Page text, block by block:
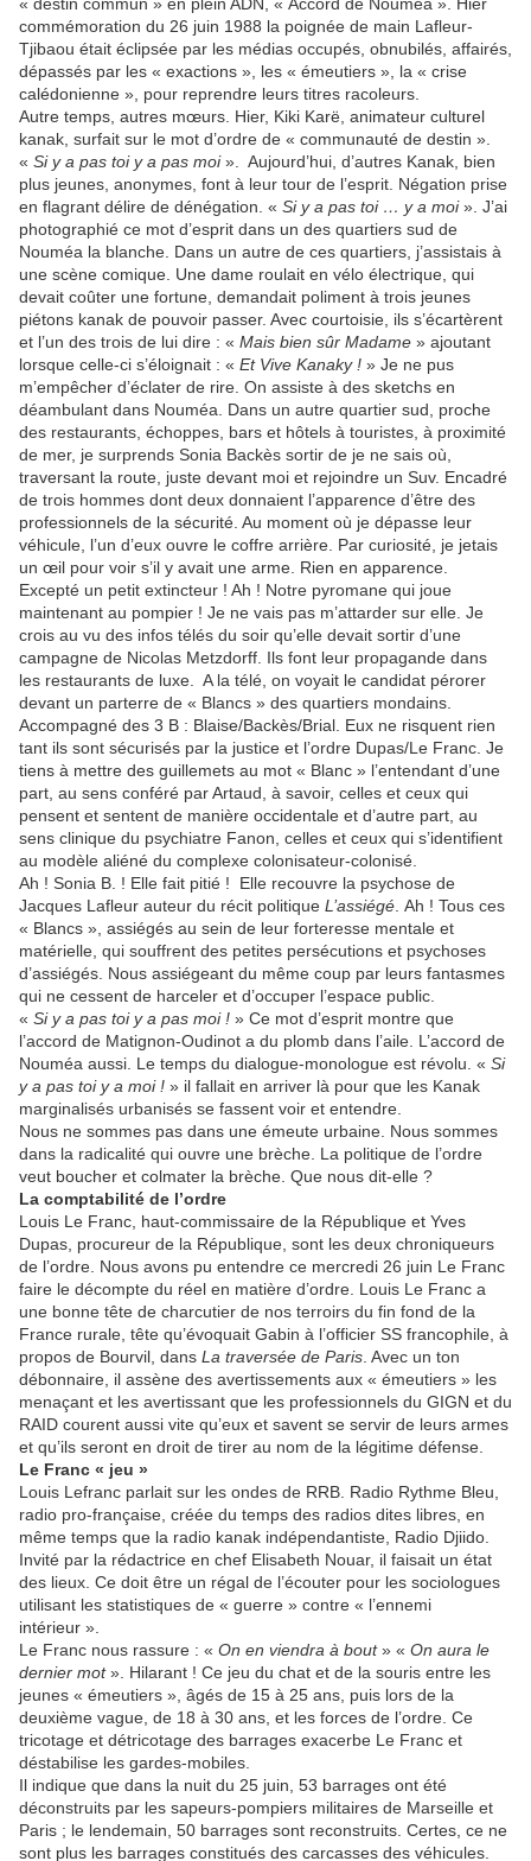
commémoration du 26 juin 1988 la poignée de main Lafleur-
Tjibaou était éclipsée par les médias occupés, obnubilés, affairés,
dépassés par les « exactions », les « émeutiers », la « crise
calédonienne », pour reprendre leurs titres racoleurs.
Autre temps, autres mœurs. Hier, Kiki Karë, animateur culturel
kanak, surfait sur le mot d’ordre de « communauté de destin ».
« Si y a pas toi y a pas moi».
Aujourd’hui, d’autres Kanak, bien
plus jeunes, anonymes, font à leur tour de l’esprit. Négation prise
en flagrant délire de dénégation. « Si y a pas toi … y a moi». J’ai
photographié ce mot d’esprit dans un des quartiers sud de
Nouméa la blanche. Dans un autre de ces quartiers, j’assistais à
une scène comique. Une dame roulait en vélo électrique, qui
devait coûter une fortune, demandait poliment à trois jeunes
piétons kanak de pouvoir passer. Avec courtoisie, ils s’écartèrent
et l’un des trois de lui dire : « Mais bien sûr Madame » ajoutant
lorsque celle-ci s’éloignait : « Et Vive Kanaky ! » Je ne pus
m’empêcher d’éclater de rire. On assiste à des sketchs en
déambulant dans Nouméa. Dans un autre quartier sud, proche
des restaurants, échoppes, bars et hôtels à touristes, à proximité
de mer, je surprends Sonia Backès sortir de je ne sais où,
traversant la route, juste devant moi et rejoindre un Suv. Encadré
de trois hommes dont deux donnaient l’apparence d’être des
professionnels de la sécurité. Au moment où je dépasse leur
véhicule, l’un d’eux ouvre le coffre arrière. Par curiosité, je jetais
un œil pour voir s’il y avait une arme. Rien en apparence.
Excepté un petit extincteur ! Ah ! Notre pyromane qui joue
maintenant au pompier ! Je ne vais pas m’attarder sur elle. Je
crois au vu des infos télés du soir qu’elle devait sortir d’une
campagne de Nicolas Metzdorff. Ils font leur propagande dans
les restaurants de luxe.
A la télé, on voyait le candidat pérorer
devant un parterre de « Blancs » des quartiers mondains.
Accompagné des 3 B : Blaise/Backès/Brial. Eux ne risquent rien
tant ils sont sécurisés par la justice et l’ordre Dupas/Le Franc. Je
tiens à mettre des guillemets au mot « Blanc » l’entendant d’une
part, au sens conféré par Artaud, à savoir, celles et ceux qui
pensent et sentent de manière occidentale et d’autre part, au
sens clinique du psychiatre Fanon, celles et ceux qui s’identifient
au modèle aliéné du complexe colonisateur-colonisé.
Ah ! Sonia B. ! Elle fait pitié !
Elle recouvre la psychose de
Jacques Lafleur auteur du récit politique L’assiégé Ah ! Tous ces
« Blancs », assiégés au sein de leur forteresse mentale et
matérielle, qui souffrent des petites persécutions et psychoses
d’assiégés. Nous assiégeant du même coup par leurs fantasmes
qui ne cessent de harceler et d’occuper l’espace public.
« Si y a pas toi y a pas moi ! » Ce mot d’esprit montre que
l’accord de Matignon-Oudinot a du plomb dans l’aile. L’accord de
Nouméa aussi. Le temps du dialogue-monologue est révolu. « Si
y a pas toi y a moi ! » il fallait en arriver là pour que les Kanak
marginalisés urbanisés se fassent voir et entendre.
Nous ne sommes pas dans une émeute urbaine. Nous sommes
dans la radicalité qui ouvre une brèche. La politique de l’ordre
veut boucher et colmater la brèche. Que nous dit-elle ?
La comptabilité de l’ordre
Louis Le Franc, haut-commissaire de la République et Yves
Dupas, procureur de la République, sont les deux chroniqueurs
de l’ordre. Nous avons pu entendre ce mercredi 26 juin Le Franc
faire le décompte du réel en matière d’ordre. Louis Le Franc a
une bonne tête de charcutier de nos terroirs du fin fond de la
France rurale, tête qu’évoquait Gabin à l’officier SS francophile, à
propos de Bourvil, dans La traversée de Paris . Avec un ton
débonnaire, il assène des avertissements aux « émeutiers » les
menaçant et les avertissant que les professionnels du GIGN et du
RAID courent aussi vite qu’eux et savent se servir de leurs armes
et qu’ils seront en droit de tirer au nom de la légitime défense.
Le Franc « jeu »
Louis Lefranc parlait sur les ondes de RRB. Radio Rythme Bleu,
radio pro-française, créée du temps des radios dites libres, en
même temps que la radio kanak indépendantiste, Radio Djiido.
Invité par la rédactrice en chef Elisabeth Nouar, il faisait un état
des lieux. Ce doit être un régal de l’écouter pour les sociologues
utilisant les statistiques de « guerre » contre « l’ennemi
intérieur ».
Le Franc nous rassure : « On en viendra à bout» « On aura le
dernier mot». Hilarant ! Ce jeu du chat et de la souris entre les
jeunes « émeutiers », âgés de 15 à 25 ans, puis lors de la
deuxième vague, de 18 à 30 ans, et les forces de l’ordre. Ce
tricotage et détricotage des barrages exacerbe Le Franc et
déstabilise les gardes-mobiles.
Il indique que dans la nuit du 25 juin, 53 barrages ont été
déconstruits par les sapeurs-pompiers militaires de Marseille et
Paris ; le lendemain, 50 barrages sont reconstruits. Certes, ce ne
sont plus les barrages constitués des carcasses des véhicules.